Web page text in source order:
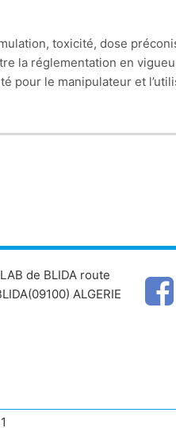
toxicité, dose
la réglementation en
pour le manipulateur et
la molécule ainsi que les
de BLIDA route
ALGERIE